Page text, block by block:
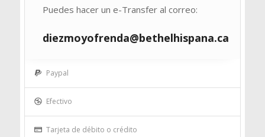
Puedes hacer un e-Transfer al correo:
diezmoyofrenda@bethelhispana.ca
Paypal
Efectivo
Tarjeta de débito o crédito